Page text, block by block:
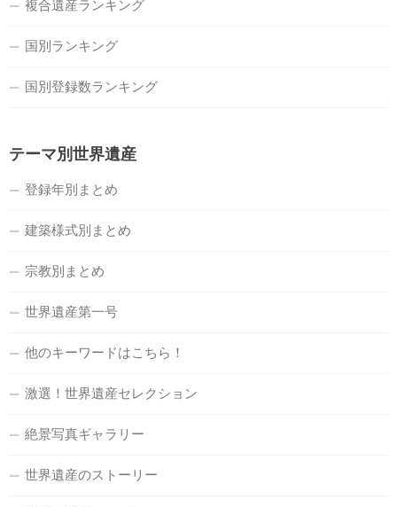
複合遺産ランキング
国別ランキング
国別登録数ランキング
テーマ別世界遺産
登録年別まとめ
建築様式別まとめ
宗教別まとめ
世界遺産第一号
他のキーワードはこちら！
激選！世界遺産セレクション
絶景写真ギャラリー
世界遺産のストーリー